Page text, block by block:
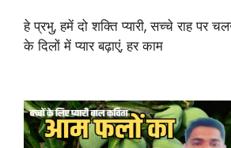
हे प्रभु, हमें दो शक्ति प्यारी, सच्चे राह पर
के दिलों में प्यार बढ़ाएं, हर काम